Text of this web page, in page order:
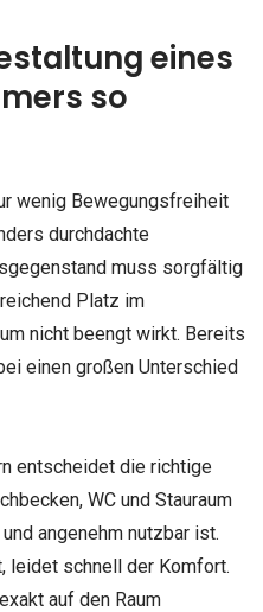
eines
so
wenig Bewegungsfreiheit
durchdachte
muss sorgfältig
Platz im
nicht beengt wirkt. Bereits
einen großen Unterschied
entscheidet die richtige
WC und Stauraum
angenehm nutzbar ist.
leidet schnell der Komfort.
auf den Raum